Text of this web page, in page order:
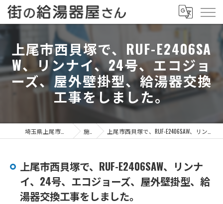
上尾市西貝塚で、RUF-E2406SA
W、リンナイ、24号、エコジョ
ーズ、屋外壁掛型、給湯器交換
工事をしました。
施工事例 上尾市西貝塚で、RUF-E2406SAW、リンナイ、24号、エコジョーズ、屋外壁掛型、給湯器交換工事をしました。
上尾市西貝塚で、RUF-E2406SAW、リンナ
イ、24号、エコジョーズ、屋外壁掛型、給
湯器交換工事をしました。